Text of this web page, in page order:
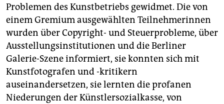
Problemen des Kunstbetriebs gewidmet. Die von
einem Gremium ausgewählten Teilnehmerinnen
wurden über Copyright- und Steuerprobleme, über
Ausstellungsinstitutionen und die Berliner
Galerie-Szene informiert, sie konnten sich mit
Kunstfotografen und -kritikern
auseinandersetzen, sie lernten die profanen
Niederungen der Künstlersozialkasse, von